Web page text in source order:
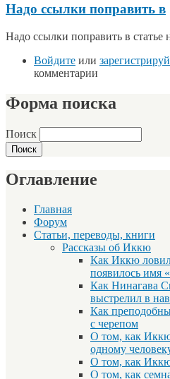
Надо ссылки поправить в
Надо ссылки поправить в статье
Войдите или
комментарии
Форма поиска
Поиск
Оглавление
Главная
Форум
Статьи, переводы, книги
Рассказы об Иккю
Как Иккю ловил
появилось имя
Как Нинагава
выстрелил в
Как
с черепом
О том, как
одному
О том, как Иккю
О том, как